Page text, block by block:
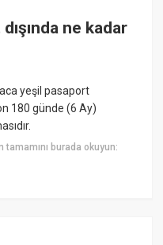
ne kadar
yeşil pasaport
180 günde (6 Ay)
tamamını burada okuyun: